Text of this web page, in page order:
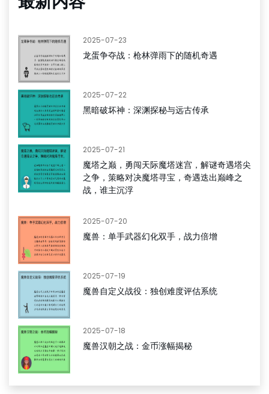
2025-07-23
龙蛋争夺战：枪林弹雨下的随机奇遇
2025-07-22
黑暗破坏神：深渊探秘与远古传承
2025-07-21
魔塔之巅，勇闯天际魔塔迷宫，解谜奇遇塔尖
之争，策略对决魔塔寻宝，奇遇迭出巅峰之
战，谁主沉浮
2025-07-20
魔兽：单手武器幻化双手，战力倍增
2025-07-19
魔兽自定义战役：独创难度评估系统
2025-07-18
魔兽汉朝之战：金币涨幅揭秘